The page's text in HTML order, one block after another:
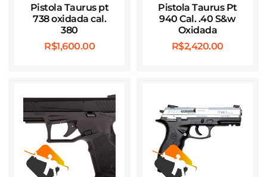
Pistola Taurus pt
738 oxidada cal.
380
R$1,600.00
Pistola Taurus Pt
940 Cal. .40 S&w
Oxidada
R$2,420.00